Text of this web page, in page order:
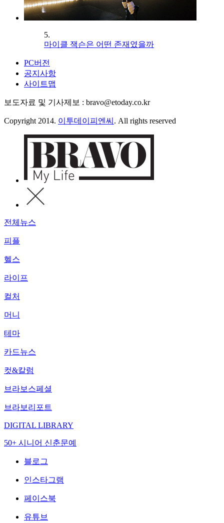
5.
마이클 잭슨은 어떤 존재였을까
PC버전
공지사항
사이트맵
보도자료 및 기사제보 : bravo@etoday.co.kr
Copyright 2014. 이투데이피엔씨 . All rights reserved
전체뉴스
피플
헬스
라이프
컬처
머니
테마
카드뉴스
컷&칼럼
브라보스페셜
브라보리포트
DIGITAL LIBRARY
50+ 시니어 신춘문예
블로그
인스타그램
페이스북
유튜브